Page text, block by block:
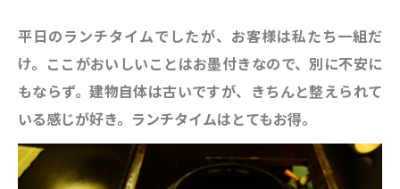
平日のランチタイムでしたが、お客様は私たち一組だ
け。ここがおいしいことはお墨付きなので、別に不安に
もならず。建物自体は古いですが、きちんと整えられて
いる感じが好き。ランチタイムはとてもお得。